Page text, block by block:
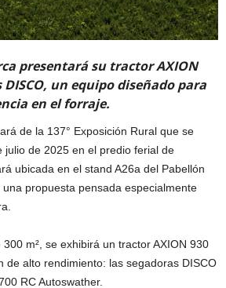
presentará su tractor AXION
DISCO, un equipo diseñado para
en el forraje.
de la 137° Exposición Rural que se
julio de 2025 en el predio ferial de
ubicada en el stand A26a del Pabellón
propuesta pensada especialmente
m², se exhibirá un tractor AXION 930
de alto rendimiento: las segadoras DISCO
RC Autoswather.